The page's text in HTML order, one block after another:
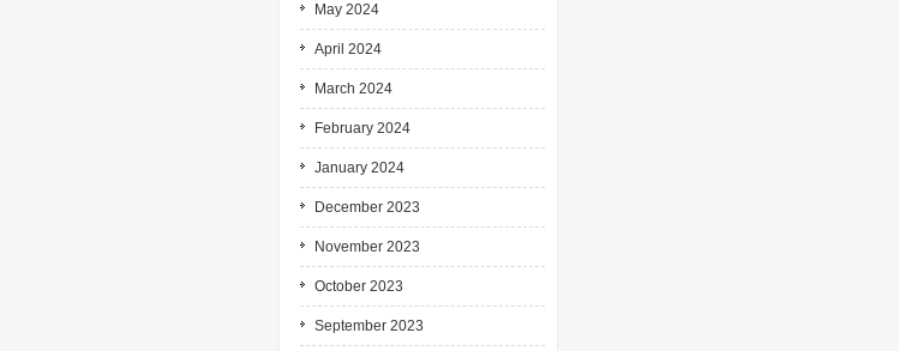
May 2024
April 2024
March 2024
February 2024
January 2024
December 2023
November 2023
October 2023
September 2023